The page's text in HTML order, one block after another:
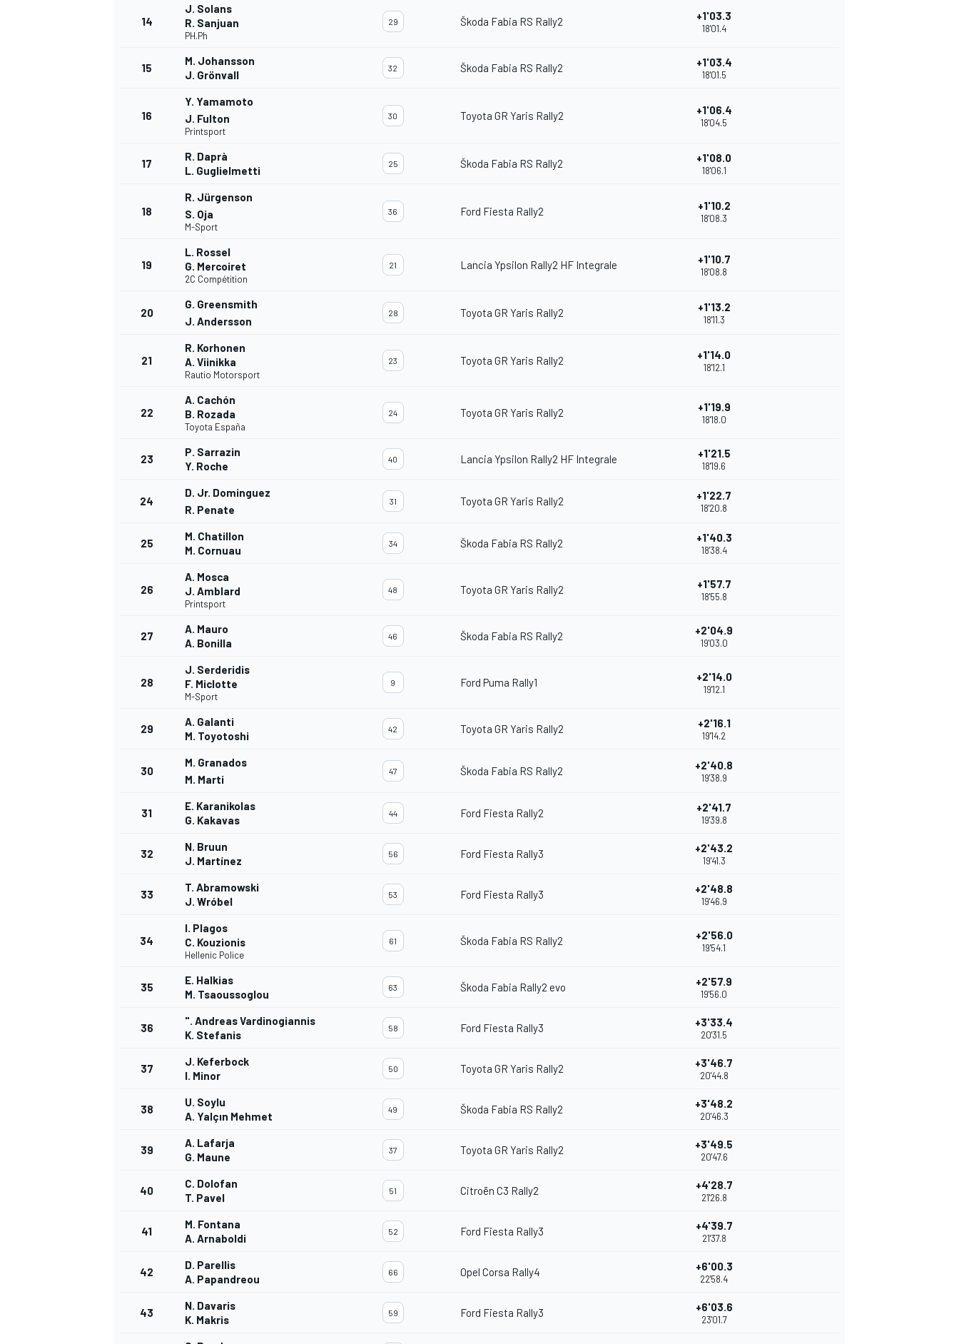
AUTRES CHAMPIONNATS
14
J. Solans
R. Sanjuan
PH.Ph
29 Škoda Fabia RS Rally2 +1'03.3
18'01.4
15
M. Johansson
J. Grönvall
32 Škoda Fabia RS Rally2 +1'03.4
18'01.5
16
Y. Yamamoto
J. Fulton
Printsport
30 Toyota GR Yaris Rally2 +1'06.4
18'04.5
17
R. Daprà
L. Guglielmetti
25 Škoda Fabia RS Rally2 +1'08.0
18'06.1
18
R. Jürgenson
S. Oja
M-Sport
36 Ford Fiesta Rally2 +1'10.2
18'08.3
19
L. Rossel
G. Mercoiret
2C Compétition
21 Lancia Ypsilon Rally2 HF Integrale +1'10.7
18'08.8
20
G. Greensmith
J. Andersson
28 Toyota GR Yaris Rally2 +1'13.2
18'11.3
21
R. Korhonen
A. Viinikka
Rautio Motorsport
23 Toyota GR Yaris Rally2 +1'14.0
18'12.1
22
A. Cachón
B. Rozada
Toyota España
24 Toyota GR Yaris Rally2 +1'19.9
18'18.0
23
P. Sarrazin
Y. Roche
40 Lancia Ypsilon Rally2 HF Integrale +1'21.5
18'19.6
24
D. Jr. Dominguez
R. Penate
31 Toyota GR Yaris Rally2 +1'22.7
18'20.8
25
M. Chatillon
M. Cornuau
34 Škoda Fabia RS Rally2 +1'40.3
18'38.4
26
A. Mosca
J. Amblard
Printsport
48 Toyota GR Yaris Rally2 +1'57.7
18'55.8
27
A. Mauro
A. Bonilla
46 Škoda Fabia RS Rally2 +2'04.9
19'03.0
28
J. Serderidis
F. Miclotte
M-Sport
9 Ford Puma Rally1 +2'14.0
19'12.1
29
A. Galanti
M. Toyotoshi
42 Toyota GR Yaris Rally2 +2'16.1
19'14.2
30
M. Granados
M. Marti
47 Škoda Fabia RS Rally2 +2'40.8
19'38.9
31
E. Karanikolas
G. Kakavas
44 Ford Fiesta Rally2 +2'41.7
19'39.8
32
N. Bruun
J. Martínez
56 Ford Fiesta Rally3 +2'43.2
19'41.3
33
T. Abramowski
J. Wróbel
53 Ford Fiesta Rally3 +2'48.8
19'46.9
34
I. Plagos
C. Kouzionis
Hellenic Police
61 Škoda Fabia RS Rally2 +2'56.0
19'54.1
35
E. Halkias
M. Tsaoussoglou
63 Škoda Fabia Rally2 evo +2'57.9
19'56.0
36
". Andreas Vardinogiannis
K. Stefanis
58 Ford Fiesta Rally3 +3'33.4
20'31.5
37
J. Keferbock
I. Minor
50 Toyota GR Yaris Rally2 +3'46.7
20'44.8
38
U. Soylu
A. Yalçın Mehmet
49 Škoda Fabia RS Rally2 +3'48.2
20'46.3
39
A. Lafarja
G. Maune
37 Toyota GR Yaris Rally2 +3'49.5
20'47.6
40
C. Dolofan
T. Pavel
51 Citroën C3 Rally2 +4'28.7
21'26.8
41
M. Fontana
A. Arnaboldi
52 Ford Fiesta Rally3 +4'39.7
21'37.8
42
D. Parellis
A. Papandreou
66 Opel Corsa Rally4 +6'00.3
22'58.4
43
N. Davaris
K. Makris
59 Ford Fiesta Rally3 +6'03.6
23'01.7